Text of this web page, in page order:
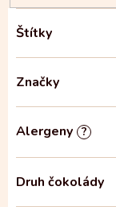
Štítky
Značky
Alergeny ?
Druh čokolády